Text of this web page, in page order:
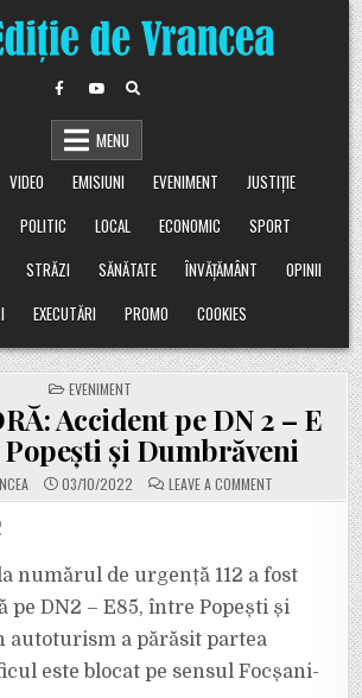
MENU
VIDEO EMISIUNI EVENIMENT
JUSTIȚIE
POLITIC LOCAL ECONOMIC
SPORT
STRĂZI SĂNĂTATE ÎNVĂȚĂMÂNT
OPINII
EXECUTĂRI PROMO COOKIES
POSTED
IN
EVENIMENT
Accident pe DN 2 – E
și Dumbrăveni
03/10/2022 LEAVE A COMMENTON
ULTIMA
2
–
85,
ÎNTRE
DUMBRĂVENI
numărul de urgență 112 a fost
pe DN2 – E85, între Popești și
autoturism a părăsit partea
este blocat pe sensul Focșani-